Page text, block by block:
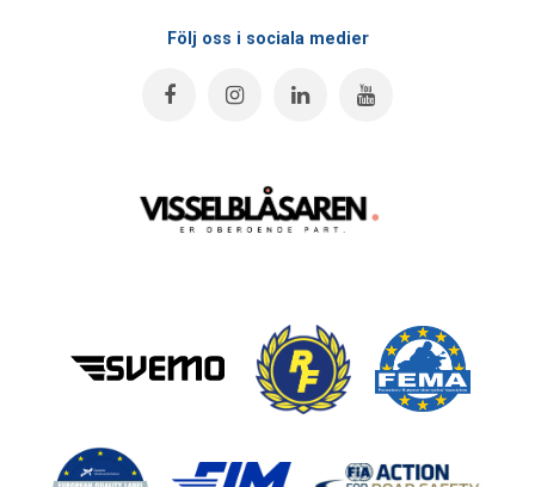
Följ oss i sociala medier